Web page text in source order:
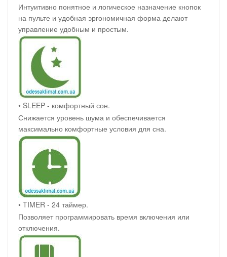
Интуитивно понятное и логическое назначение кнопок
на пульте и удобная эргономичная форма делают
управление удобным и простым.
• SLEEP - комфортный сон.
Снижается уровень шума и обеспечивается
максимально комфортные условия для сна.
• TIMER - 24 таймер.
Позволяет программировать время включения или
отключения.